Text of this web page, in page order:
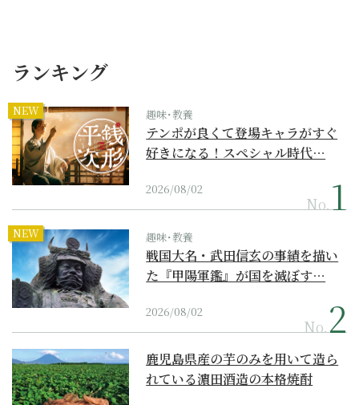
ランキング
NEW 趣味･教養
テンポが良くて登場キャラがすぐ
好きになる！スペシャル時代…
2026/08/02
No.
NEW 趣味･教養
戦国大名・武田信玄の事績を描い
た『甲陽軍鑑』が国を滅ぼす…
2026/08/02
No.
鹿児島県産の芋のみを用いて造ら
れている濵田酒造の本格焼酎